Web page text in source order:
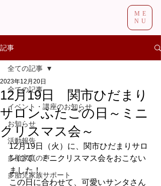
ME
NU
記事
全ての記事
イベント・講座のお知らせ
お知らせ
活動報告
多胎家庭の声
多胎児家族サポート
全ての記事
12月19日 関市ひだまり
サロンふたごの日～ミニ
クリスマス会～
2023年12月20日
12月19日（火）に、関市ひだまりサロ
ンにて、ミニクリスマス会をおこない
ました！
この日に合わせて、可愛いサンタさん